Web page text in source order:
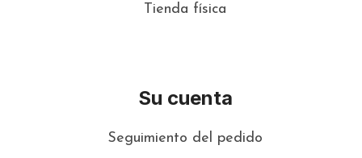
Tienda física
Su cuenta
Seguimiento del pedido